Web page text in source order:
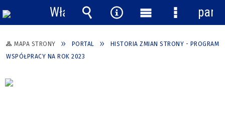
MAPA STRONY PORTAL
HISTORIA ZMIAN STRONY - PROGRAM
WSPÓŁPRACY NA ROK 2023
Włącz
powiadomienia
Wyszukiwarka
Narzędzia
Menu
główne
Menu
panel